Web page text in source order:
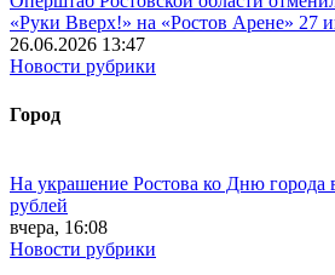
«Руки Вверх!» на «Ростов Арене» 27
26.06.2026 13:47
Новости рубрики
Город
На украшение Ростова ко Дню города
рублей
вчера, 16:08
Новости рубрики